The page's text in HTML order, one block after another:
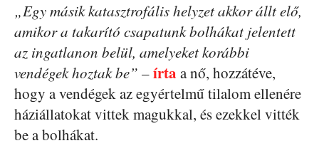
„Egy másik katasztrofális helyzet akkor állt elő,
amikor a takarító csapatunk bolhákat jelentett
az ingatlanon belül, amelyeket korábbi
vendégek hoztak be” –írta a nő, hozzátéve,
hogy a vendégek az egyértelmű tilalom ellenére
háziállatokat vittek magukkal, és ezekkel vitték
be a bolhákat.